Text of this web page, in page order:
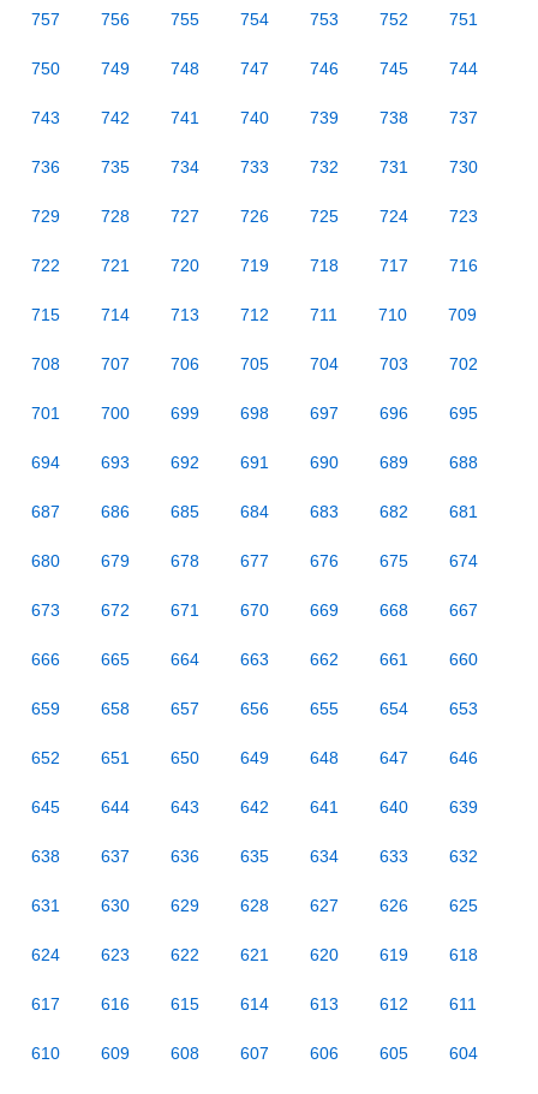
757 756 755 754 753 752 751
750 749 748 747 746 745 744
743 742 741 740 739 738 737
736 735 734 733 732 731 730
729 728 727 726 725 724 723
722 721 720 719 718 717 716
715 714 713 712 711 710 709
708 707 706 705 704 703 702
701 700 699 698 697 696 695
694 693 692 691 690 689 688
687 686 685 684 683 682 681
680 679 678 677 676 675 674
673 672 671 670 669 668 667
666 665 664 663 662 661 660
659 658 657 656 655 654 653
652 651 650 649 648 647 646
645 644 643 642 641 640 639
638 637 636 635 634 633 632
631 630 629 628 627 626 625
624 623 622 621 620 619 618
617 616 615 614 613 612 611
610 609 608 607 606 605 604